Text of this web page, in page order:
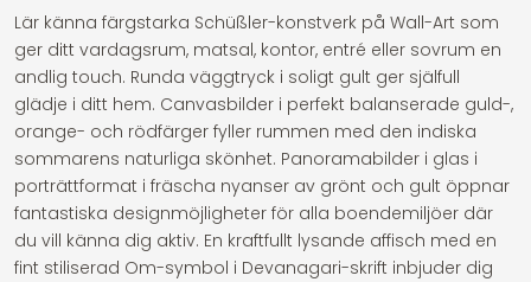
Lär känna färgstarka Schüßler-konstverk på Wall-Art som
ger ditt vardagsrum, matsal, kontor, entré eller sovrum en
andlig touch. Runda väggtryck i soligt gult ger själfull
glädje i ditt hem. Canvasbilder i perfekt balanserade guld-,
orange- och rödfärger fyller rummen med den indiska
sommarens naturliga skönhet. Panoramabilder i glas i
porträttformat i fräscha nyanser av grönt och gult öppnar
fantastiska designmöjligheter för alla boendemiljöer där
du vill känna dig aktiv. En kraftfullt lysande affisch med en
fint stiliserad Om-symbol i Devanagari-skrift inbjuder dig